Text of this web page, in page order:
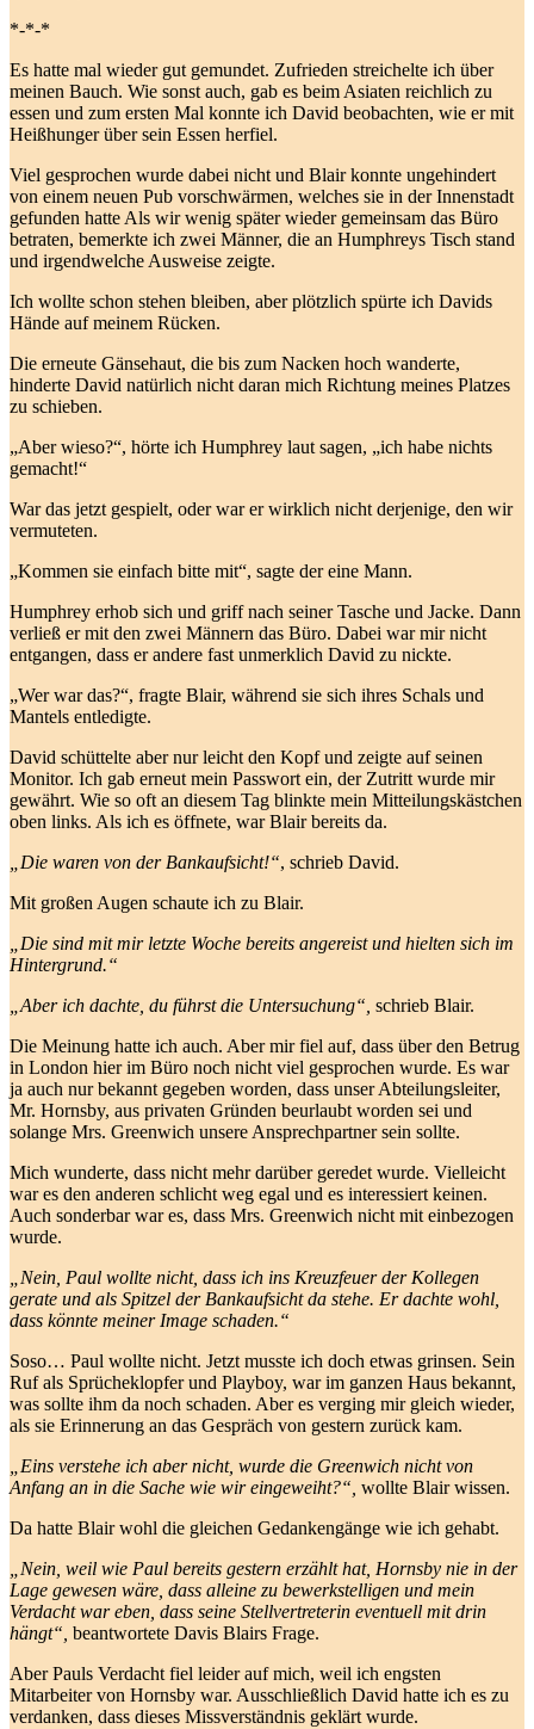
*-*-*
Es hatte mal wieder gut gemundet. Zufrieden streichelte ich über
meinen Bauch. Wie sonst auch, gab es beim Asiaten reichlich zu
essen und zum ersten Mal konnte ich David beobachten, wie er mit
Heißhunger über sein Essen herfiel.
Viel gesprochen wurde dabei nicht und Blair konnte ungehindert
von einem neuen Pub vorschwärmen, welches sie in der Innenstadt
gefunden hatte Als wir wenig später wieder gemeinsam das Büro
betraten, bemerkte ich zwei Männer, die an Humphreys Tisch stand
und irgendwelche Ausweise zeigte.
Ich wollte schon stehen bleiben, aber plötzlich spürte ich Davids
Hände auf meinem Rücken.
Die erneute Gänsehaut, die bis zum Nacken hoch wanderte,
hinderte David natürlich nicht daran mich Richtung meines Platzes
zu schieben.
„Aber wieso?“, hörte ich Humphrey laut sagen, „ich habe nichts
gemacht!“
War das jetzt gespielt, oder war er wirklich nicht derjenige, den wir
vermuteten.
„Kommen sie einfach bitte mit“, sagte der eine Mann.
Humphrey erhob sich und griff nach seiner Tasche und Jacke. Dann
verließ er mit den zwei Männern das Büro. Dabei war mir nicht
entgangen, dass er andere fast unmerklich David zu nickte.
„Wer war das?“, fragte Blair, während sie sich ihres Schals und
Mantels entledigte.
David schüttelte aber nur leicht den Kopf und zeigte auf seinen
Monitor. Ich gab erneut mein Passwort ein, der Zutritt wurde mir
gewährt. Wie so oft an diesem Tag blinkte mein Mitteilungskästchen
oben links. Als ich es öffnete, war Blair bereits da.
„Die waren von der Bankaufsicht!“, schrieb David.
Mit großen Augen schaute ich zu Blair.
„Die sind mit mir letzte Woche bereits angereist und hielten sich im
Hintergrund.“
„Aber ich dachte, du führst die Untersuchung“, schrieb Blair.
Die Meinung hatte ich auch. Aber mir fiel auf, dass über den Betrug
in London hier im Büro noch nicht viel gesprochen wurde. Es war
ja auch nur bekannt gegeben worden, dass unser Abteilungsleiter,
Mr. Hornsby, aus privaten Gründen beurlaubt worden sei und
solange Mrs. Greenwich unsere Ansprechpartner sein sollte.
Mich wunderte, dass nicht mehr darüber geredet wurde. Vielleicht
war es den anderen schlicht weg egal und es interessiert keinen.
Auch sonderbar war es, dass Mrs. Greenwich nicht mit einbezogen
wurde.
„Nein, Paul wollte nicht, dass ich ins Kreuzfeuer der Kollegen
gerate und als Spitzel der Bankaufsicht da stehe. Er dachte wohl,
dass könnte meiner Image schaden.“
Soso… Paul wollte nicht. Jetzt musste ich doch etwas grinsen. Sein
Ruf als Sprücheklopfer und Playboy, war im ganzen Haus bekannt,
was sollte ihm da noch schaden. Aber es verging mir gleich wieder,
als sie Erinnerung an das Gespräch von gestern zurück kam.
„Eins verstehe ich aber nicht, wurde die Greenwich nicht von
Anfang an in die Sache wie wir eingeweiht?“, wollte Blair wissen.
Da hatte Blair wohl die gleichen Gedankengänge wie ich gehabt.
„Nein, weil wie Paul bereits gestern erzählt hat, Hornsby nie in der
Lage gewesen wäre, dass alleine zu bewerkstelligen und mein
Verdacht war eben, dass seine Stellvertreterin eventuell mit drin
hängt“, beantwortete Davis Blairs Frage.
Aber Pauls Verdacht fiel leider auf mich, weil ich engsten
Mitarbeiter von Hornsby war. Ausschließlich David hatte ich es zu
verdanken, dass dieses Missverständnis geklärt wurde.